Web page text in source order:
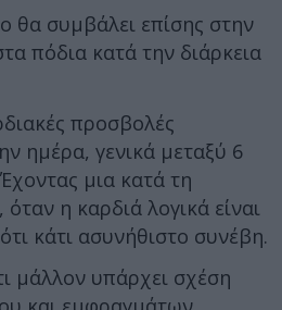
θα συμβάλει επίσης στην
πόδια κατά την διάρκεια
προσβολές
ημέρα, γενικά μεταξύ 6
μια κατά τη
η καρδιά λογικά είναι
κάτι ασυνήθιστο συνέβη.
μάλλον υπάρχει σχέση